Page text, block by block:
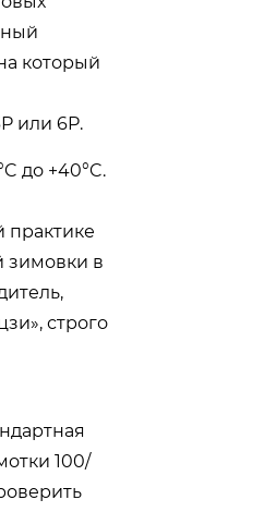
который
или 6P.
до +40°C.
зимовки в
строго
100/